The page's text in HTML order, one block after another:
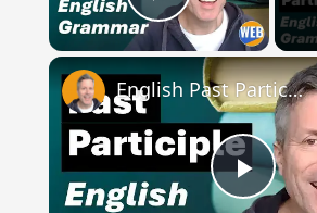
Play Video
Play
English Past Participles | How to use correctly